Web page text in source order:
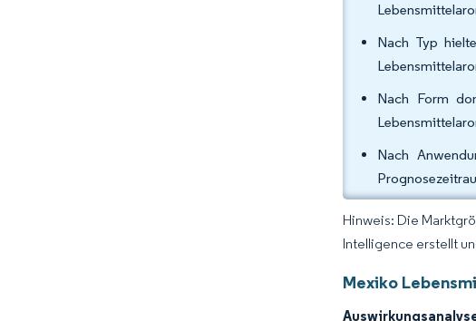
Nach Typ
Nach Form
Nach
Hinweis: Die
Intelligence erstellt
Mexiko